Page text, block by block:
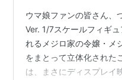
牡馬 性 生年
メジロスティード 牡 1993
ウマ娘ファンの皆さん、
Ver. 1/7スケールフィギ
れるメジロ家の令嬢・メ
をまとって立体化された
は、まさにディスプレイ